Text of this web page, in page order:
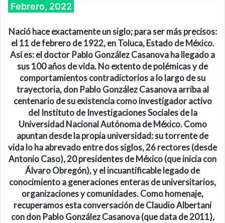
Febrero, 2022
Nació hace exactamente un siglo; para ser más precisos:
el 11 de febrero de 1922, en Toluca, Estado de México.
Así es: el doctor Pablo González Casanova ha llegado a
sus 100 años de vida. No extento de polémicas y de
comportamientos contradictorios a lo largo de su
trayectoria, don Pablo González Casanova arriba al
centenario de su existencia como investigador activo
del Instituto de Investigaciones Sociales de la
Universidad Nacional Autónoma de México. Como
apuntan desde la propia universidad: su torrente de
vida lo ha abrevado entre dos siglos, 26 rectores (desde
Antonio Caso), 20 presidentes de México (que inicia con
Álvaro Obregón), y el incuantificable legado de
conocimiento a generaciones enteras de universitarios,
organizaciones y comunidades. Como homenaje,
recuperamos esta conversación de Claudio Albertani
con don Pablo González Casanova (que data de 2011),